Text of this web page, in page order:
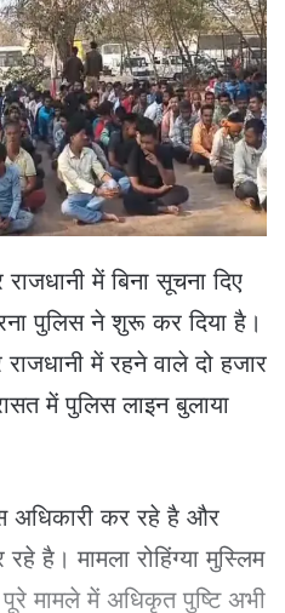
में बिना सूचना दिए
पुलिस ने शुरू कर दिया है।
में रहने वाले दो हजार
में पुलिस लाइन बुलाया
अधिकारी कर रहे है और
है। मामला रोहिंग्या मुस्लिम
मामले में अधिकृत पुष्टि अभी